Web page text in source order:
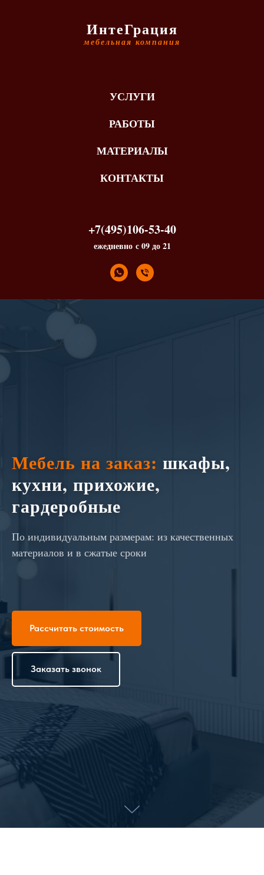
ИнтеГрация
мебельная компания
УСЛУГИ
РАБОТЫ
МАТЕРИАЛЫ
КОНТАКТЫ
+7(495)106-53-40
ежедневно с 09 до 21
Мебель на заказ: шкафы,
кухни, прихожие,
гардеробные
По индивидуальным размерам: из качественных
материалов и в сжатые сроки
Рассчитать стоимость
Заказать звонок